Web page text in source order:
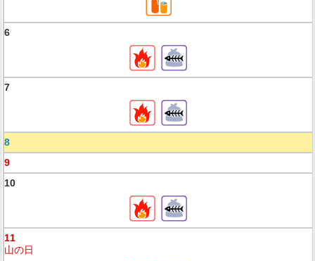
6
7
8
9
10
11
山の日